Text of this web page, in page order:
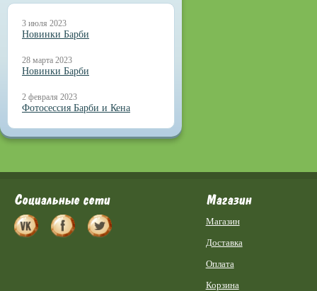
3 июля 2023
Новинки Барби
28 марта 2023
Новинки Барби
2 февраля 2023
Фотосессия Барби и Кена
Социальные сети Магазин
Магазин
Доставка
Оплата
Корзина